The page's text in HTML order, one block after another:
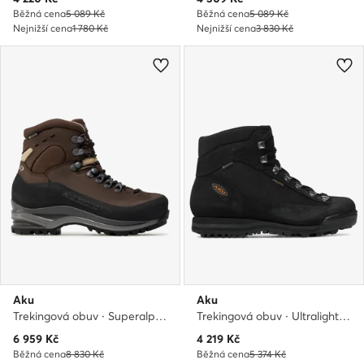
Běžná cena5 089 Kč
Nejnižší cena1 780 Kč
Běžná cena5 089 Kč
Nejnižší cena3 830 Kč
Aku
Trekingová obuv · Superalp Nbk Gtx GORE-TEX 592 · Hnědá
Aktuální cena
6 959 Kč
Běžná cena8 830 Kč
Aku
Trekingová obuv · Ultralight Micro GTW GORE-TEX 365.10 · Černá
Aktuální cena
4 219 Kč
Běžná cena5 374 Kč